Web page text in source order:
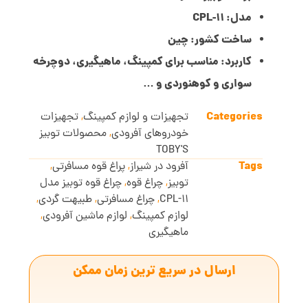
مدل: 11-CPL
ساخت کشور: چین
کاربرد: مناسب برای کمپینگ، ماهیگیری، دوچرخه
سواری و کوهنوردی و …
Categories
تجهیزات و لوازم کمپینگ,تجهیزات
خودروهای آفرودی,محصولات توبیز
TOBY'S
Tags آفرود در شیراز,پراغ قوه مسافرتی,
توبیز,چراغ قوه,چراغ قوه توبیز مدل
CPL-11
,چراغ مسافرتی,طبیهت گردی,
لوازم کمپینگ, لوازم ماشین آفرودی,
ماهیگیری
ارسال در سریع ترین زمان ممکن